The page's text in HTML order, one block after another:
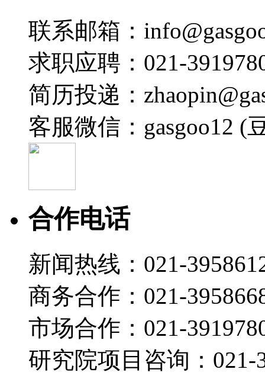
联系邮箱：
求职应聘：021-
简历投递：
客服微信：gasgoo12 (
合作电话
新闻热线：021-
商务合作：021-
市场合作：021-
研究院项目咨询：021-